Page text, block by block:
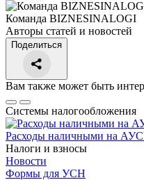
Команда BIZNESINALOGI
Авторы статей и новостей
Поделиться
Вам также может быть
Системы налогообложения
Расходы наличными на
Налоги и взносы
Новости
Формы для УСН